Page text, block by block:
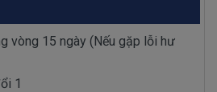
vòng 15 ngày (Nếu gặp lỗi hư
1